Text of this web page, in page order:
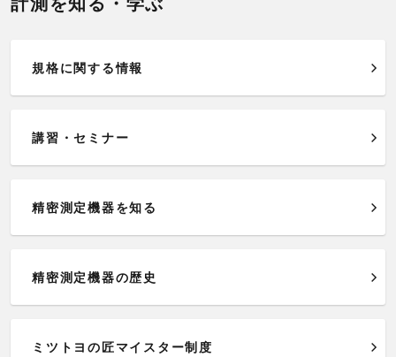
規格に関する情報
講習・セミナー
精密測定機器を知る
精密測定機器の歴史
ミツトヨの匠マイスター制度